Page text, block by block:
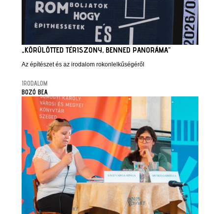
„KÖRÜLÖTTED TÉRISZONY, BENNED PANORÁMA”
Az építészet és az irodalom rokonlelkűségéről
IRODALOM
BOZÓ BEA